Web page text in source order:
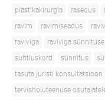
plastikakirurgia
rasedus
ravim
ravimiseadus
raviviga
raviviga sünnitusel
suhtluskord
sünnitus
tasuta juristi konsultatsioon
tervishoiuteenuse